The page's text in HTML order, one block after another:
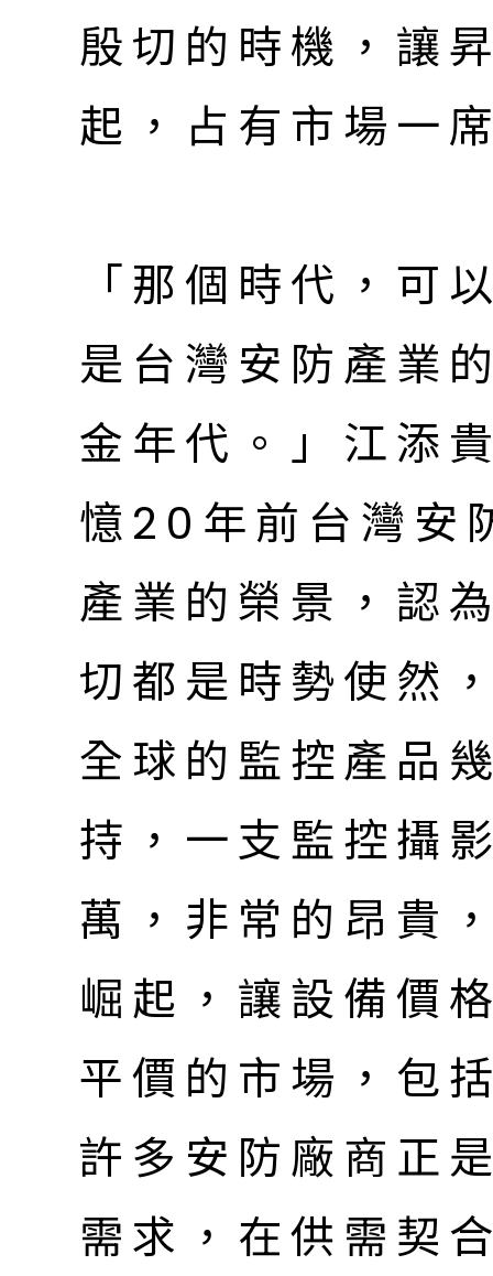
殷切的時機，讓
起，占有市場一
「那個時代，可
是台灣安防產業
金年代。」江添
憶20年前台灣安
產業的榮景，認
切都是時勢使然
全球的監控產品
持，一支監控攝
萬，非常的昂貴
崛起，讓設備價
平價的市場，包
許多安防廠商正
需求，在供需契